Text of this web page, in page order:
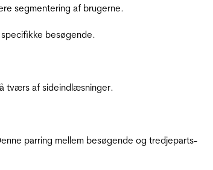
segmentering af brugerne.
besøgende.
tværs af sideindlæsninger.
parring mellem besøgende og tredjeparts-